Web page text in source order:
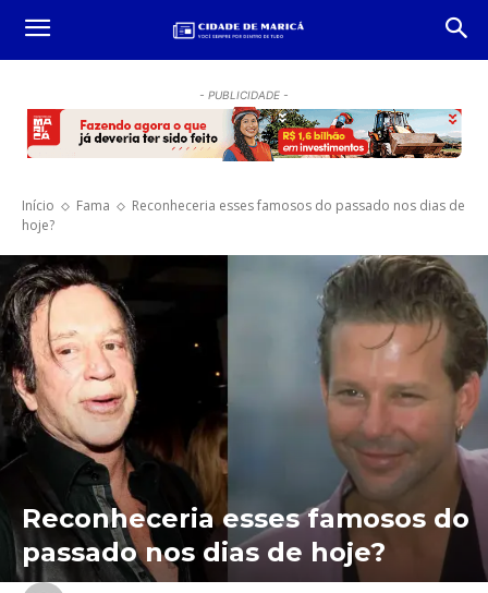
- PUBLICIDADE -
Início Fama
Reconheceria esses famosos do passado nos dias de
hoje?
Reconheceria esses famosos do
passado nos dias de hoje?